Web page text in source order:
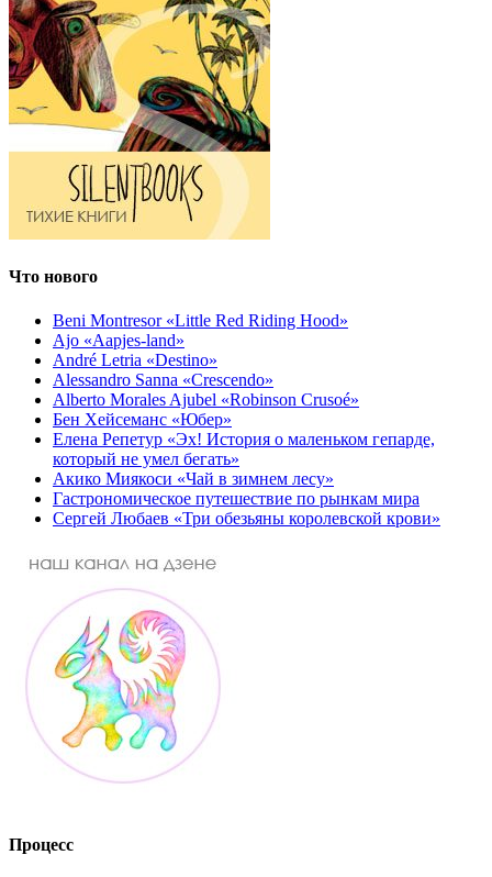
Что нового
Beni Montresor «Little Red Riding Hood»
Ajo «Aapjes-land»
André Letria «Destino»
Alessandro Sanna «Crescendo»
Alberto Morales Ajubel «Robinson Crusoé»
Бен Хейсеманс «Юбер»
Елена Репетур «Эх! История о маленьком гепарде,
который не умел бегать»
Акико Миякоси «Чай в зимнем лесу»
Гастрономическое путешествие по рынкам мира
Сергей Любаев «Три обезьяны королевской крови»
Процесс